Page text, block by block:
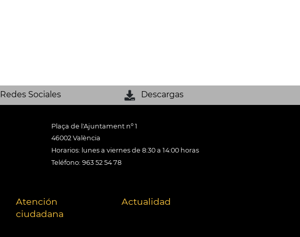
Redes Sociales Descargas
Plaça de l'Ajuntament nº 1
46002 València
Horarios: lunes a viernes de 8:30 a 14:00 horas
Teléfono: 963 52 54 78
Atención
ciudadana
Actualidad